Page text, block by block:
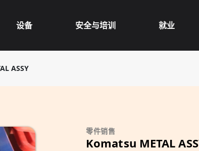
设备 安全与培训 就业
ASSY
零件销售
Komatsu METAL